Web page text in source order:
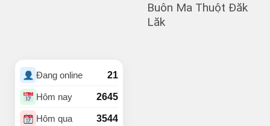
Buôn Hrat
BUÔN HUÊ (4)
Buôn Ju(21)
Buôn KBu
Buôn Ko Đung(1)
Buôn Ma Thuột Đăk
Lăk
Đang online 21
Hôm nay 2645
Hôm qua 3544